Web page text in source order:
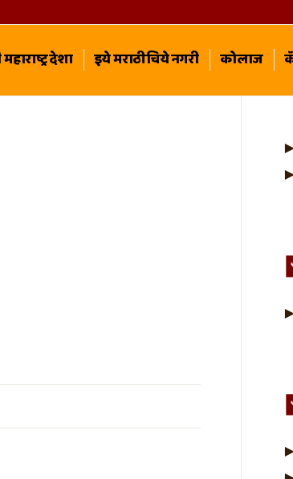
महाराष्ट्र देशा इये मराठीचिये नगरी कोलाज